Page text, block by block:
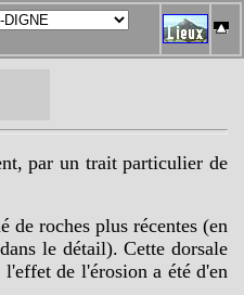
par un trait particulier de
de roches plus récentes (en
le détail). Cette dorsale
de l'érosion a été d'en